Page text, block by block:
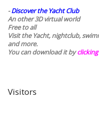
-Discover the Yacht Club
An other 3D virtual world
Free to all
Visit the Yacht, nightclub,
and more.
You can download it by
Visitors